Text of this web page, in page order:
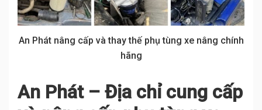
An Phát nâng cấp và thay thế phụ tùng xe nâng chính
hãng
An Phát – Địa chỉ cung cấp